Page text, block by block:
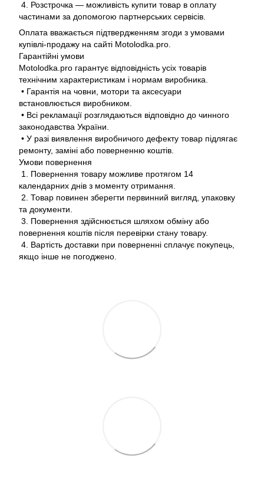
4. Розстрочка — можливість купити товар в оплату
частинами за допомогою партнерських сервісів.
Оплата вважається підтвердженням згоди з умовами
купівлі-продажу на сайті Motolodka.pro.
Гарантійні умови
Motolodka.pro гарантує відповідність усіх товарів
технічним характеристикам і нормам виробника.
• Гарантія на човни, мотори та аксесуари
встановлюється виробником.
• Всі рекламації розглядаються відповідно до чинного
законодавства України.
• У разі виявлення виробничого дефекту товар підлягає
ремонту, заміні або поверненню коштів.
Умови повернення
1. Повернення товару можливе протягом 14
календарних днів з моменту отримання.
2. Товар повинен зберегти первинний вигляд, упаковку
та документи.
3. Повернення здійснюється шляхом обміну або
повернення коштів після перевірки стану товару.
4. Вартість доставки при поверненні сплачує покупець,
якщо інше не погоджено.